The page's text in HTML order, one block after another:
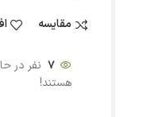
مقایسه
7 نفر در
هستند!